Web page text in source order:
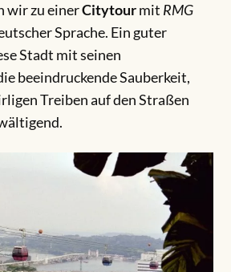
wir zu einerCitytourmit RMG
Sprache. Ein guter
Stadt mit seinen
beeindruckende Sauberkeit,
Treiben auf den Straßen